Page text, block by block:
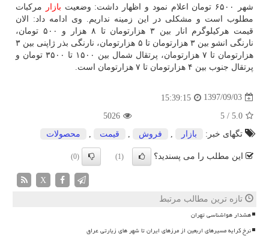
شهر ۶۵۰۰ تومان اعلام نمود و اظهار داشت: وضعیت
بازار
مركبات
مطلوب است و مشكلی در این زمینه نداریم. وی ادامه داد: الان
قیمت هركیلوگرم انار بین ۳ هزارتومان تا ۸ هزار و ۵۰۰ تومان،
نارنگی انشو بین ۳ هزارتومان تا ۵ هزارتومان، نارنگی بذر ژاپنی بین ۳
هزارتومان تا ۷ هزارتومان، پرتقال شمال بین ۱۵۰۰ تا ۳۵۰۰ تومان و
پرتقال جنوب بین ۴ هزارتومان تا ۷ هزارتومان است.
1397/09/03
15:39:15
5.0
/
5
5026
تگهای خبر:
بازار فروش قیمت محصولات
این مطلب را می پسندید؟ (1)
(0)
X
تازه ترین مطالب مرتبط
هشدار هواشناسی تهران
نرخ کرایه مسیرهای اربعین از مرزهای ایران تا شهر های زیارتی عراق